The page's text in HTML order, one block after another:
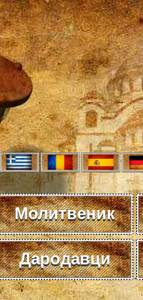
Молитвеник
Дародавци